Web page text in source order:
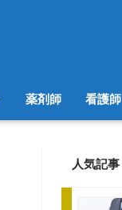
薬剤師 看護師
人気記事